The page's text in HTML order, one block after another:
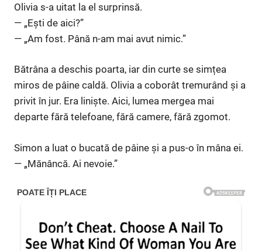
Olivia s-a uitat la el surprinsă.
— „Ești de aici?”
— „Am fost. Până n-am mai avut nimic.”
Bătrâna a deschis poarta, iar din curte se simțea
miros de pâine caldă. Olivia a coborât tremurând și a
privit în jur. Era liniște. Aici, lumea mergea mai
departe fără telefoane, fără camere, fără zgomot.
Simon a luat o bucată de pâine și a pus-o în mâna ei.
— „Mănâncă. Ai nevoie.”